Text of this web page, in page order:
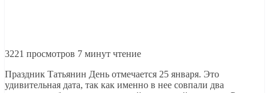
3221 просмотров 7 минут чтение
Праздник Татьянин День отмечается 25 января. Это
удивительная дата, так как именно в нее совпали два